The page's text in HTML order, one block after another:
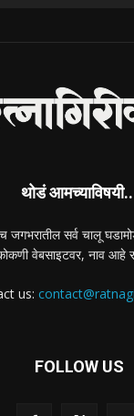
थोडं
जगभरातील सर्व चालू
वेबसाइटवर, नाव आहे
us:
FOLLOW US